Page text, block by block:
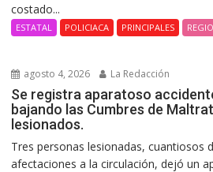
costado...
ESTATAL POLICIACA PRINCIPALES
agosto 4, 2026 La Redacción
Se registra aparatoso
bajando las Cumbres de
lesionados.
Tres personas lesionadas, cuantiosos
afectaciones a la circulación, dejó un